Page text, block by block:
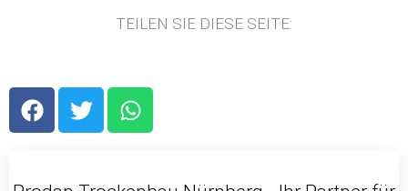
TEILEN SIE DIESE SEITE:
F
a
T
w
W
h